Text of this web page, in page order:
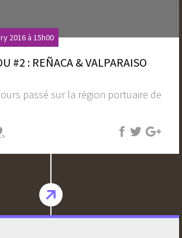
2016 à 15h00
#2 : REÑACA & VALPARAISO
passé sur la région portuaire de